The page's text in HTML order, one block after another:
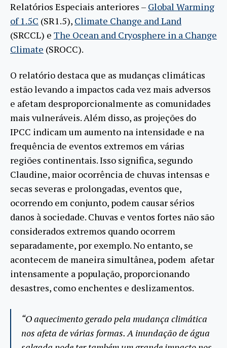
Relatórios Especiais anteriores – Global Warming
of 1.5C (SR1.5), Climate Change and Land
(SRCCL) e The Ocean and Cryosphere in a Change
Climate (SROCC).
O relatório destaca que as mudanças climáticas
estão levando a impactos cada vez mais adversos
e afetam desproporcionalmente as comunidades
mais vulneráveis. Além disso, as projeções do
IPCC indicam um aumento na intensidade e na
frequência de eventos extremos em várias
regiões continentais. Isso significa, segundo
Claudine, maior ocorrência de chuvas intensas e
secas severas e prolongadas, eventos que,
ocorrendo em conjunto, podem causar sérios
danos à sociedade. Chuvas e ventos fortes não são
considerados extremos quando ocorrem
separadamente, por exemplo. No entanto, se
acontecem de maneira simultânea, podem afetar
intensamente a população, proporcionando
desastres, como enchentes e deslizamentos.
“O aquecimento gerado pela mudança climática
nos afeta de várias formas. A inundação de água